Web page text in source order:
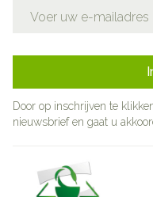
Door op inschrijven te
nieuwsbrief en gaat u